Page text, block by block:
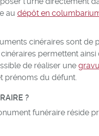
au dépôt en
cinéraires sont de
permettent
de réaliser une
prénoms du défunt.
?
funéraire réside